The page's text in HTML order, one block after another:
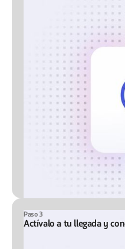
Paso 3
Actívalo a tu llegada y